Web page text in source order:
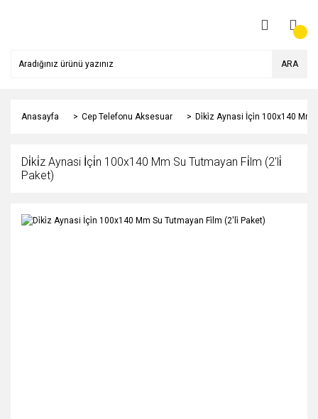
ARA
Anasayfa Cep Telefonu Aksesuar Di̇ki̇z Aynasi İçi̇n 100x140 Mm
Di̇ki̇z Aynasi İçi̇n 100x140 Mm Su Tutmayan Fi̇lm (2'li̇
Paket)